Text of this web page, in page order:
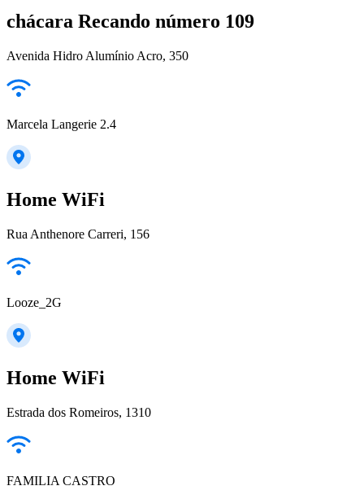
chácara Recando número 109
Avenida Hidro Alumínio Acro, 350
Marcela Langerie 2.4
Home WiFi
Rua Anthenore Carreri, 156
Looze_2G
Home WiFi
Estrada dos Romeiros, 1310
FAMILIA CASTRO